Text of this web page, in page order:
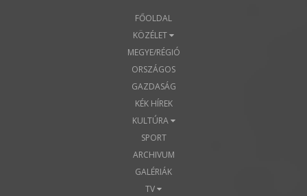
FŐOLDAL
KÖZÉLET
MEGYE/RÉGIÓ
ORSZÁGOS
GAZDASÁG
KÉK HÍREK
KULTÚRA
SPORT
ARCHIVUM
GALÉRIÁK
TV